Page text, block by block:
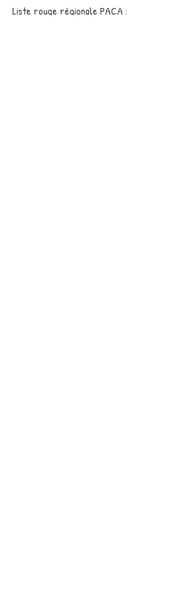
Liste rouge régionale PACA :